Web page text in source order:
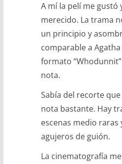
A mí la pelí me gustó
merecido. La trama
un principio y
comparable a
formato
nota.
Sabía del recorte
nota bastante. Hay
escenas medio
agujeros de guión.
La cinematografía